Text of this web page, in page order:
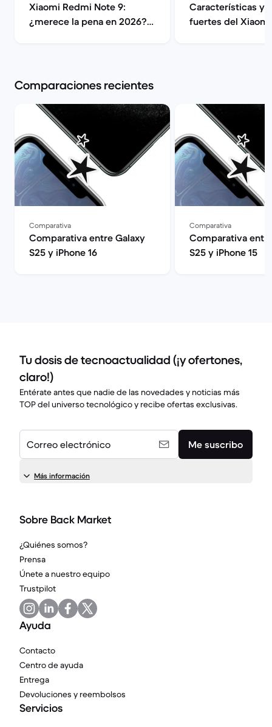
Xiaomi Redmi Note 9:
¿merece la pena en 2026? |
Características y
fuertes del
Comparaciones recientes
Comparativa
Comparativa entre Galaxy
S25 y iPhone 16
Comparativa
Comparativa
S25 y iPhone 15
Tu dosis de tecnoactualidad (¡y ofertones,
claro!)
Entérate antes que nadie de las novedades y noticias más
TOP del universo tecnológico y recibe ofertas exclusivas.
Correo electrónico Me suscribo
Más información
Sobre Back Market
¿Quiénes somos?
Prensa
Únete a nuestro equipo
Trustpilot
Ayuda
Contacto
Centro de ayuda
Entrega
Devoluciones y reembolsos
Servicios